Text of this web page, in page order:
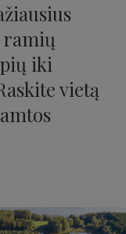
​​ramių
iki
vietą